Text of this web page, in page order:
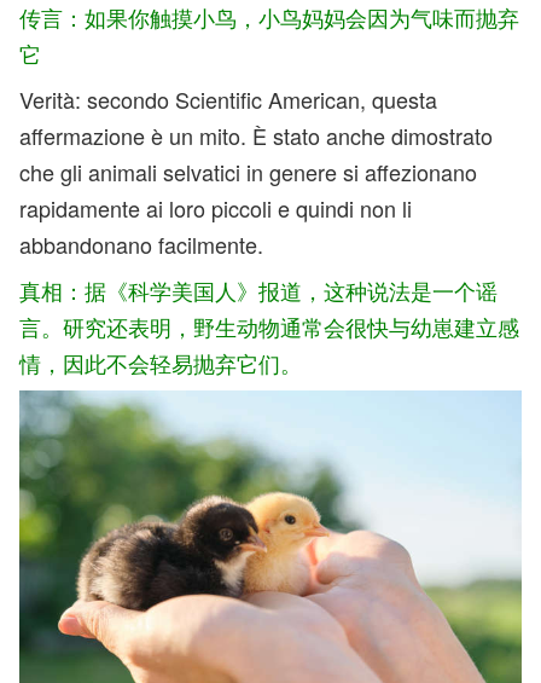
传言：如果你触摸小鸟，小鸟妈妈会因为气味而抛弃
它
Verità: secondo Scientific American, questa
affermazione è un mito. È stato anche dimostrato
che gli animali selvatici in genere si affezionano
rapidamente ai loro piccoli e quindi non li
abbandonano facilmente.
真相：据《科学美国人》报道，这种说法是一个谣
言。研究还表明，野生动物通常会很快与幼崽建立感
情，因此不会轻易抛弃它们。